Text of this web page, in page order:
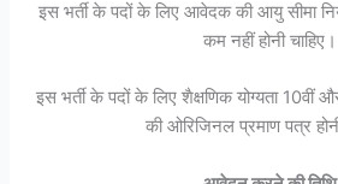
इस भर्ती के पदों के लिए आवेदक की आयु सीमा
कम नहीं होनी चाहिए।
इस भर्ती के पदों के लिए शैक्षणिक योग्यता 10वीं
की ओरिजिनल प्रमाण पत्र